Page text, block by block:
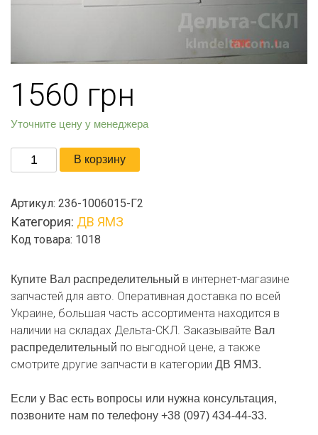
1560 грн
Уточните цену у менеджера
Количество
товара
распределительный
В корзину
Артикул: 236-1006015-Г2
Категория: ДВ ЯМЗ
Код товара: 1018
Купите Вал распределительный в интернет-магазине
запчастей для авто. Оперативная доставка по всей
Украине, большая часть ассортимента находится в
наличии на складах Дельта-СКЛ. Заказывайте Вал
распределительный по выгодной цене, а также
смотрите другие запчасти в категории ДВ ЯМЗ.
Если у Вас есть вопросы или нужна консультация,
позвоните нам по телефону +38 (097) 434-44-33.